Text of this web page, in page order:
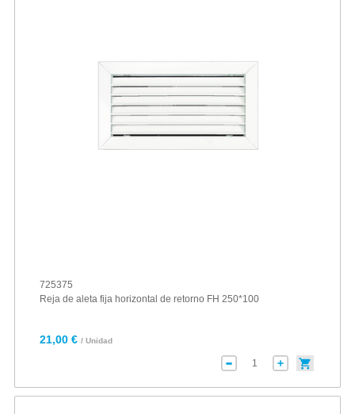
725375
Reja de aleta fija horizontal de retorno FH 250*100
21,00 € / Unidad